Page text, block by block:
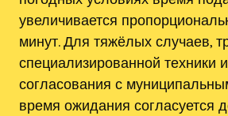
увеличивается
минут. Для тяжёлых случаев,
специализированной техники
согласования с
время ожидания согласуется